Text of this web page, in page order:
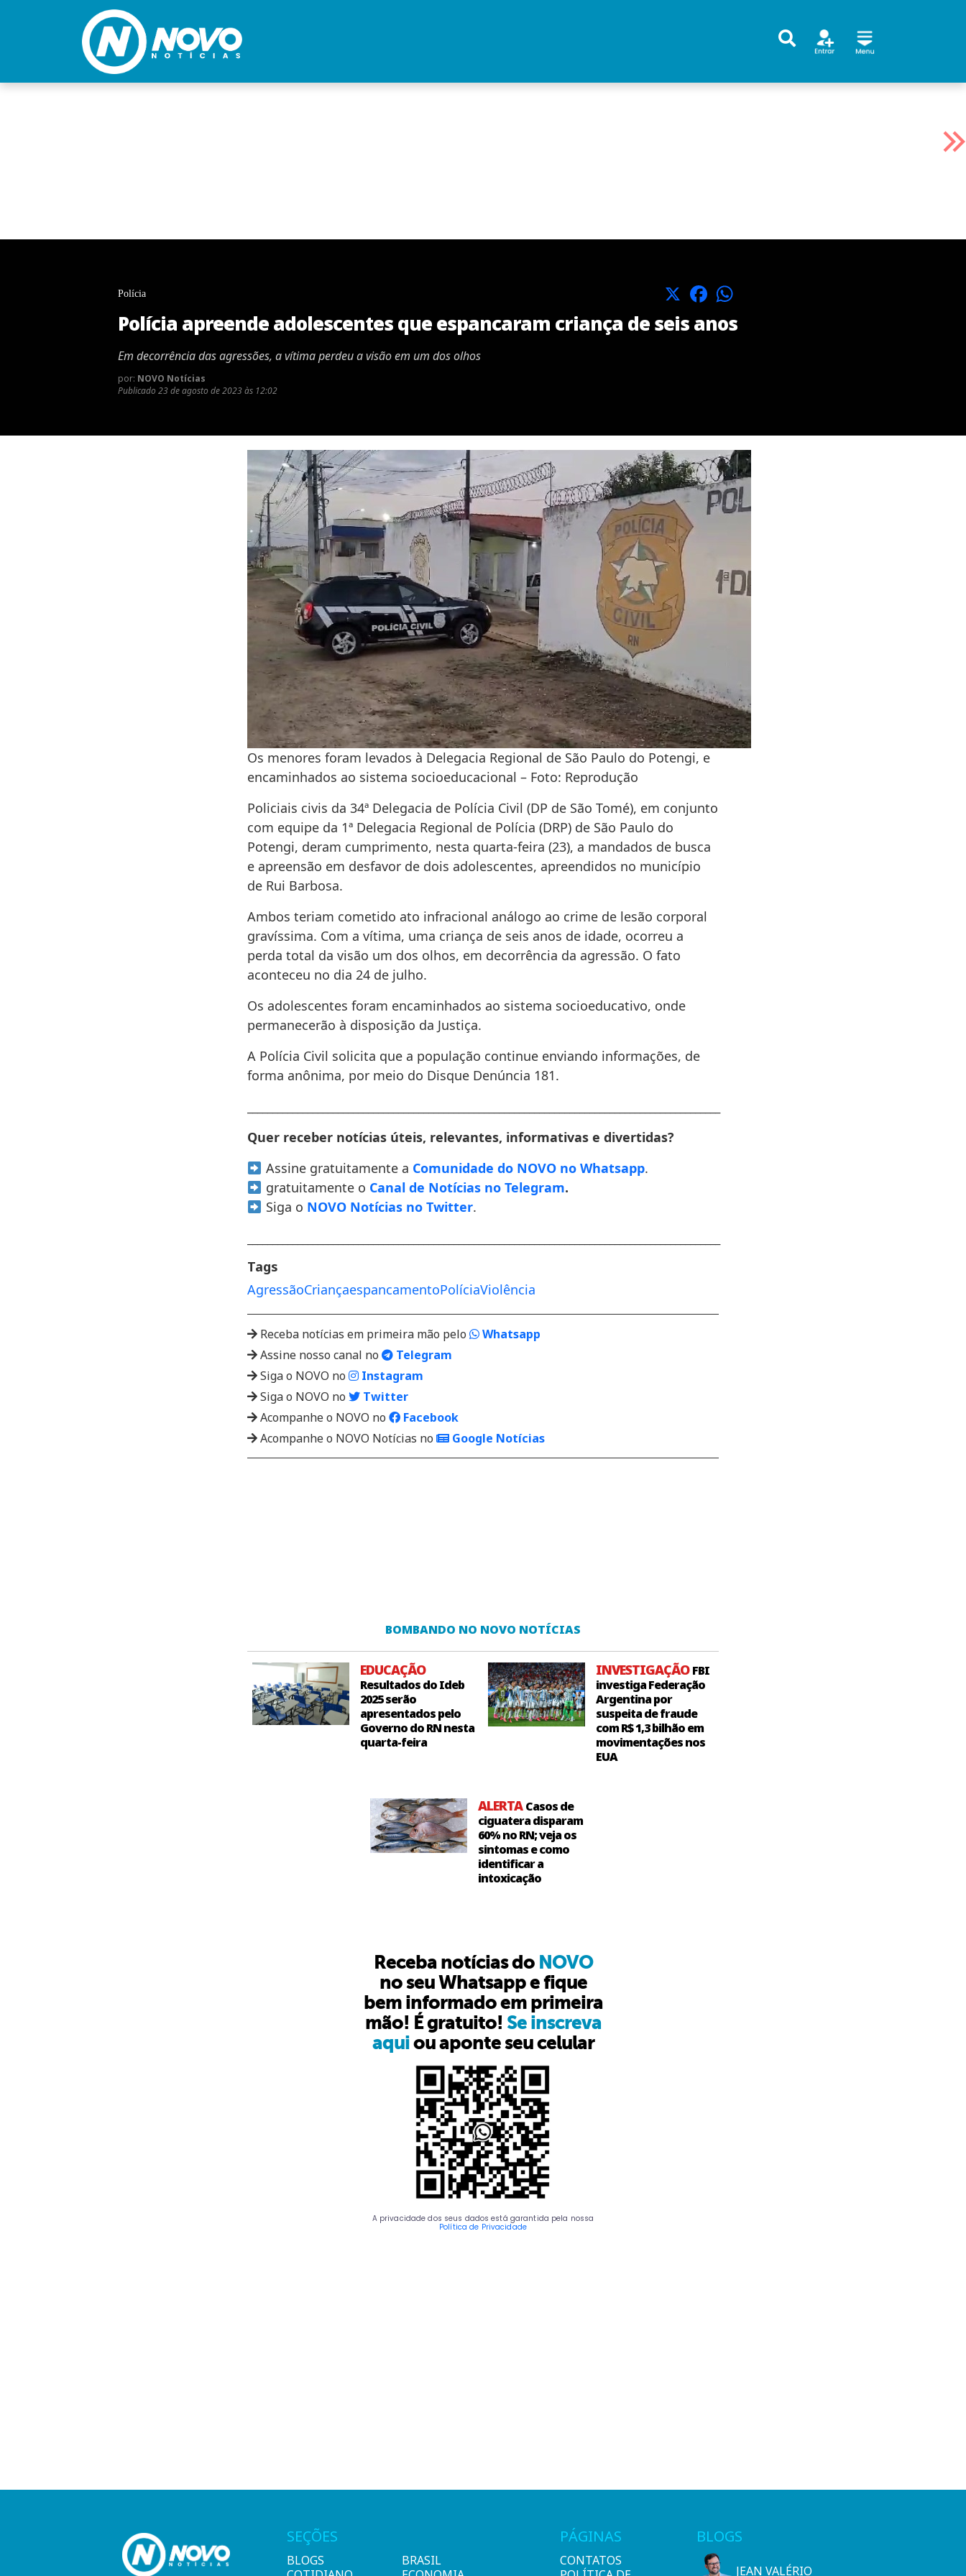
Polícia X Facebook
Polícia apreende adolescentes que espancaram criança de seis anos
Em decorrência das agressões, a vítima perdeu a visão em um dos olhos
por: NOVO Notícias
Publicado 23 de agosto de 2023 às 12:02
Os menores foram levados à Delegacia Regional de São Paulo do Potengi, e
encaminhados ao sistema socioeducacional – Foto: Reprodução
Policiais civis da 34ª Delegacia de Polícia Civil (DP de São Tomé), em conjunto
com equipe da 1ª Delegacia Regional de Polícia (DRP) de São Paulo do
Potengi, deram cumprimento, nesta quarta-feira (23), a mandados de busca
e apreensão em desfavor de dois adolescentes, apreendidos no município
de Rui Barbosa.
Ambos teriam cometido ato infracional análogo ao crime de lesão corporal
gravíssima. Com a vítima, uma criança de seis anos de idade, ocorreu a
perda total da visão um dos olhos, em decorrência da agressão. O fato
aconteceu no dia 24 de julho.
Os adolescentes foram encaminhados ao sistema socioeducativo, onde
permanecerão à disposição da Justiça.
A Polícia Civil solicita que a população continue enviando informações, de
forma anônima, por meio do Disque Denúncia 181.
Quer receber notícias úteis, relevantes, informativas e divertidas?
Assine gratuitamente a Comunidade do NOVO no Whatsapp.
gratuitamente o Canal de Notícias no Telegram.
Siga o NOVO Notícias no Twitter.
Tags
AgressãoCriançaespancamentoPolíciaViolência
Receba notícias em primeira mão pelo
Whatsapp
Assine nosso canal no
Telegram
Siga o NOVO no
Instagram
Siga o NOVO no
Twitter
Acompanhe o NOVO no
Facebook
Acompanhe o NOVO Notícias no
Google Notícias
BOMBANDO NO NOVO NOTÍCIAS
EDUCAÇÃO
Resultados do Ideb
2025 serão
apresentados pelo
Governo do RN nesta
quarta-feira
INVESTIGAÇÃOFBI
investiga Federação
Argentina por
suspeita de fraude
com R$ 1,3 bilhão em
movimentações nos
EUA
ALERTACasos de
ciguatera disparam
60% no RN; veja os
sintomas e como
identificar a
intoxicação
Receba notícias do NOVO
no seu Whatsapp e fique
bem informado em primeira
mão! É gratuito! Se inscreva
aquiou aponte seu celular
A privacidade dos seus dados está garantida pela nossa
Política de Privacidade
SEÇÕES
BLOGS
BRASIL
PÁGINAS
CONTATOS
BLOGS
JEAN VALÉRIO